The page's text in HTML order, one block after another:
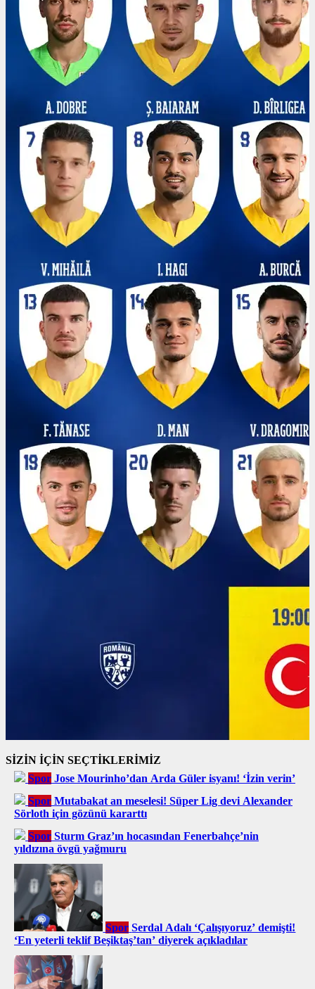
SİZİN İÇİN SEÇTİKLERİMİZ
Spor Jose Mourinho’dan Arda Güler isyanı! ‘İzin verin’
Spor Mutabakat an meselesi! Süper Lig devi Alexander
Sörloth için gözünü kararttı
Spor Sturm Graz’ın hocasından Fenerbahçe’nin
yıldızına övgü yağmuru
Spor Serdal Adalı ‘Çalışıyoruz’ demişti!
‘En yeterli teklif Beşiktaş’tan’ diyerek açıkladılar